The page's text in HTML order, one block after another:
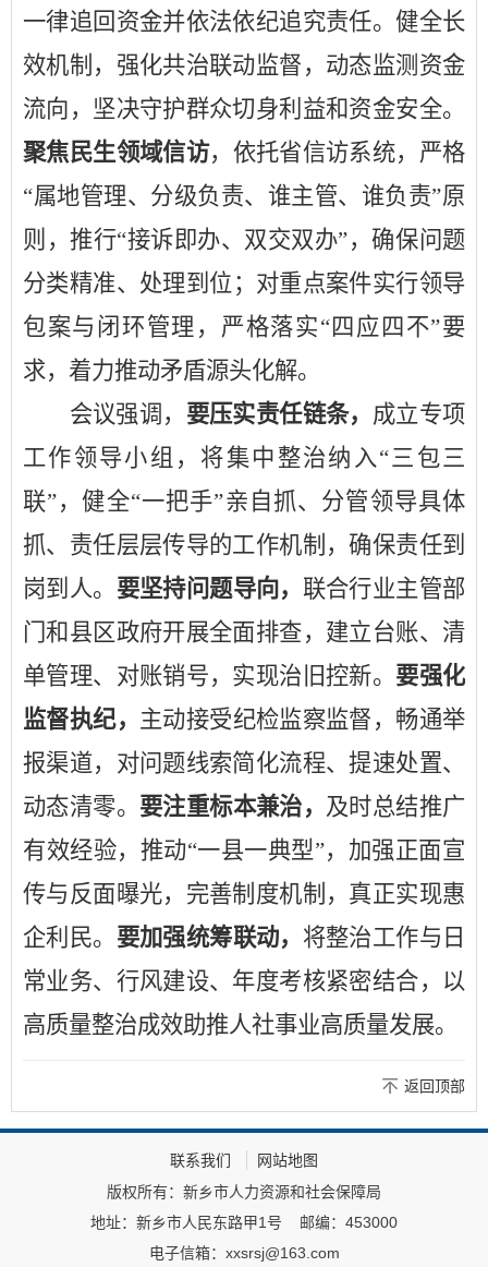
一律追回资金并依法依纪追究责任。健全长
效机制，强化共治联动监督，动态监测资金
流向，坚决守护群众切身利益和资金安全。
聚焦民生领域信访， 依托省信访系统， 严格
“属地管理、分级负责、谁主管、谁负责”原
则，推行“接诉即办、 双交双办”，确保问题
分类精准、处理到位 ； 对重点案件实行领导
包案与闭环管理，严格落实“四应四不”要
求，着力推动矛盾源头化解。
会议强调， 要压实责任链条， 成立专项
工作领导小组， 将集中整治纳入“三包三
联”，健全“一把手”亲自抓、分管领导具体
抓、责任层层传导的工作机制 ，确保责任到
岗到人。 要坚持问题导向， 联合行业主管部
门和县区政府开展全面排查，建立台账、清
单管理、对账销号，实现治旧控新。 要强化
监督执纪， 主动接受纪检监察监督，畅通举
报渠道，对问题线索简化流程、提速处置、
动态清零。 要注重标本兼治， 及时总结推广
有效经验，推动“一县一典型”，加强正面宣
传与反面曝光，完善制度机制，真正实现惠
企利民。 要加强统筹联动， 将整治工作与日
常业务、行风建设、年度考核紧密结合，以
高质量整治成效助推人社事业高质量发展。
返回顶部
联系我们
网站地图
版权所有：新乡市人力资源和社会保障局
地址：新乡市人民东路甲1号
邮编：453000
电子信箱：xxsrsj@163.com